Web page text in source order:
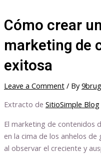
Cómo crear
marketing de
exitosa
Leave a Comment / By9brug
Extracto de SitioSimple Blog
El marketing de contenidos
en la cima de los anhelos
al observar el creciente y